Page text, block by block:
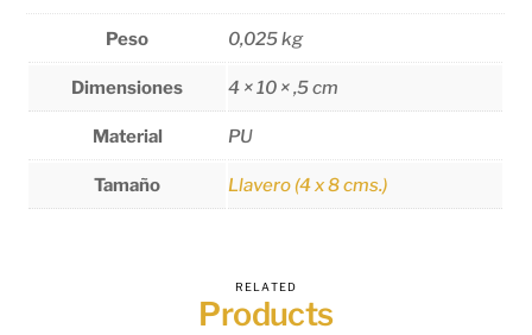
Peso 0,025 kg
Dimensiones 4 × 10 × ,5 cm
Material PU
Tamaño Llavero (4 x 8 cms.)
RELATED
Products